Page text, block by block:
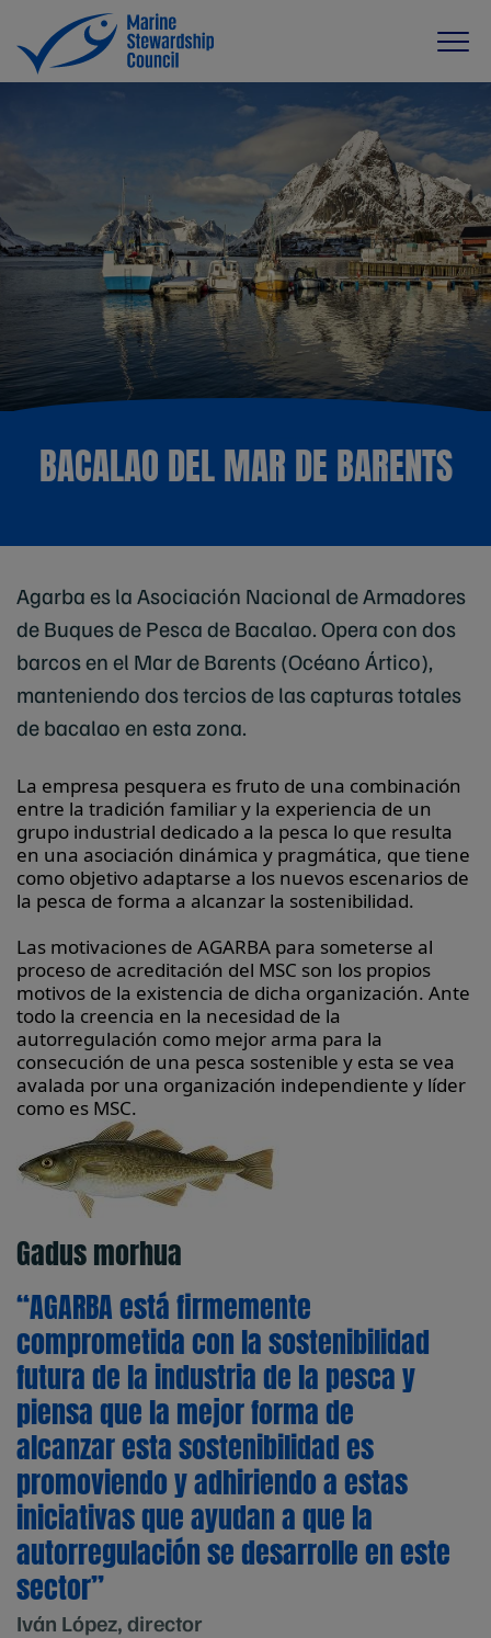
BACALAO DEL MAR DE BARENTS
Agarba es la Asociación Nacional de Armadores
de Buques de Pesca de Bacalao. Opera con dos
barcos en el Mar de Barents (Océano Ártico),
manteniendo dos tercios de las capturas totales
de bacalao en esta zona.
La empresa pesquera es fruto de una combinación
entre la tradición familiar y la experiencia de un
grupo industrial dedicado a la pesca lo que resulta
en una asociación dinámica y pragmática, que tiene
como objetivo adaptarse a los nuevos escenarios de
la pesca de forma a alcanzar la sostenibilidad.
Las motivaciones de AGARBA para someterse al
proceso de acreditación del MSC son los propios
motivos de la existencia de dicha organización. Ante
todo la creencia en la necesidad de la
autorregulación como mejor arma para la
consecución de una pesca sostenible y esta se vea
avalada por una organización independiente y líder
como es MSC.
Gadus morhua
“AGARBA está firmemente
comprometida con la sostenibilidad
futura de la industria de la pesca y
piensa que la mejor forma de
alcanzar esta sostenibilidad es
promoviendo y adhiriendo a estas
iniciativas que ayudan a que la
autorregulación se desarrolle en este
sector”
Iván López, director